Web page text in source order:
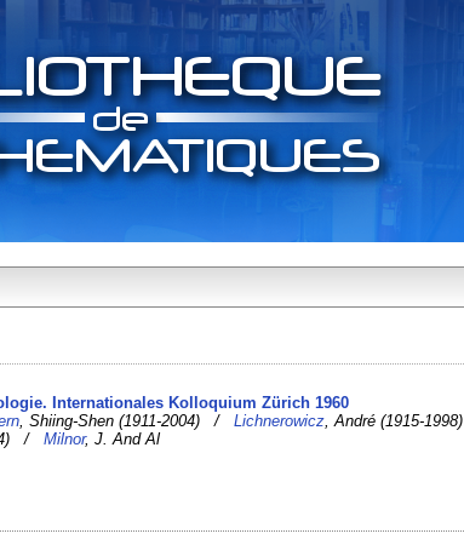
Internationales Kolloquium Zürich 1960
, Shiing-Shen (1911-2004) /Lichnerowicz , André (1915-1998)
/Milnor, J. And Al